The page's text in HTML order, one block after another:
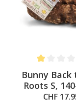
Average
Bunny
Roots S,
CHF